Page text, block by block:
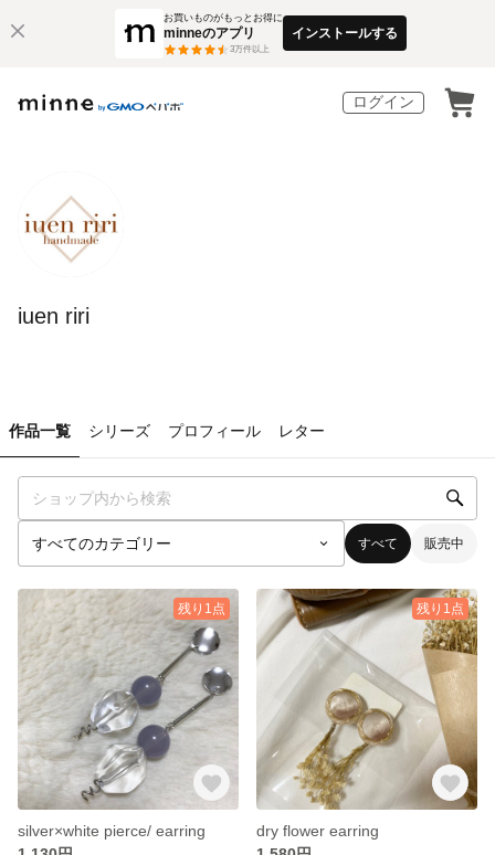
お買いものがもっとお得に
minneのアプリ
3万件以上
インストールする
ログイン
iuen riri
作品一覧 シリーズ プロフィール レター
すべて 販売中
残り1点
silver×white pierce/ earring
残り1点
dry flower earring